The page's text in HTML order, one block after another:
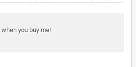
when you buy me!